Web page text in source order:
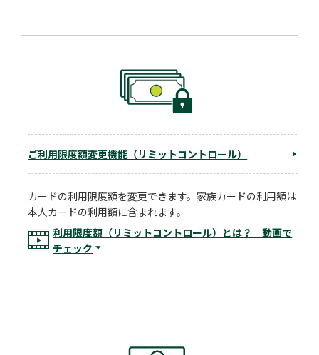
ご利用限度額変更機能（リミットコントロール）
カードの利用限度額を変更できます。家族カードの利用額は
本人カードの利用額に含まれます。
利用限度額（リミットコントロール）とは？ 動画で
チェック